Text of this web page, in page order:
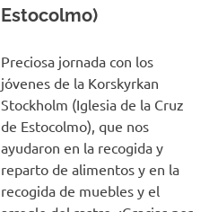
Estocolmo)
Preciosa jornada con los
jóvenes de la Korskyrkan
Stockholm (Iglesia de la Cruz
de Estocolmo), que nos
ayudaron en la recogida y
reparto de alimentos y en la
recogida de muebles y el